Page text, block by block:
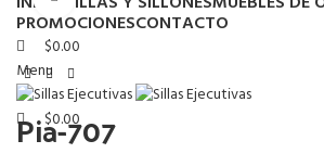
PROMOCIONESCONTACTO
$0.00
Menu
$0.00
Pia-707